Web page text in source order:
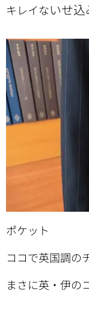
キレイないせ込
ポケット
ココで英国調の
まさに英・伊の